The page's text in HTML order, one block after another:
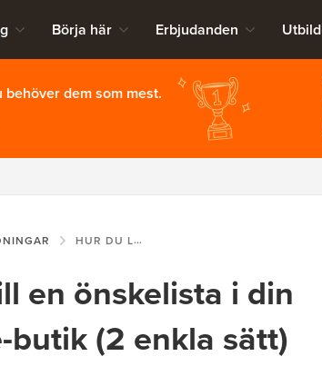
Börja här Erbjudanden
dem som mest.
HUR DU LÄGGER TILL EN ÖNSKELISTA I DIN WOOCOMMERCE-BUTIK (2 ENKLA SÄTT)
en önskelista i din
butik (2 enkla sätt)